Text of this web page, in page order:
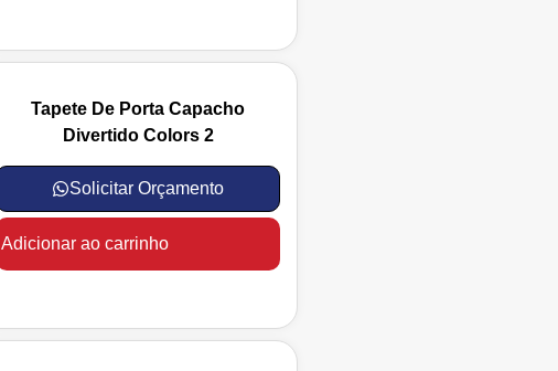
Tapete De Porta Capacho
Divertido Colors 2
Solicitar Orçamento
Adicionar ao carrinho